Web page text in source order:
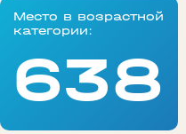
Место в возрастной
категории:
638